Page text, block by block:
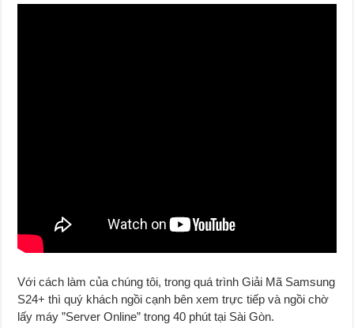
Với cách làm của chúng tôi, trong quá trình Giải Mã Samsung
S24+ thì quý khách ngồi cạnh bên xem trực tiếp và ngồi chờ
lấy máy ”Server Online” trong 40 phút tại Sài Gòn.